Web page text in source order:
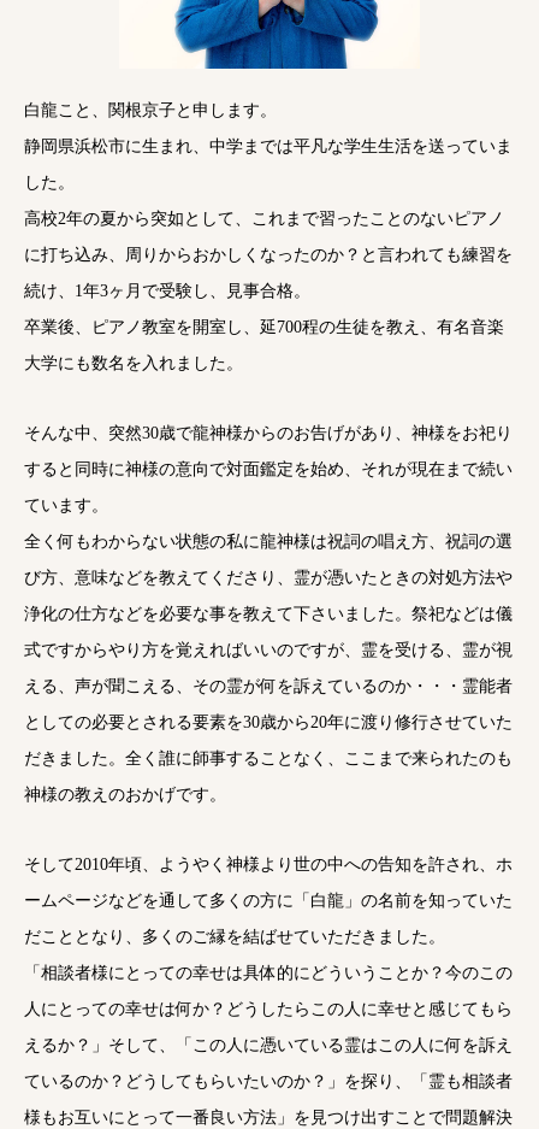
白龍こと、関根京子と申します。
静岡県浜松市に生まれ、中学までは平凡な学生生活を送っていま
した。
高校2年の夏から突如として、これまで習ったことのないピアノ
に打ち込み、周りからおかしくなったのか？と言われても練習を
続け、1年3ヶ月で受験し、見事合格。
卒業後、ピアノ教室を開室し、延700程の生徒を教え、有名音楽
大学にも数名を入れました。
そんな中、突然30歳で龍神様からのお告げがあり、神様をお祀り
すると同時に神様の意向で対面鑑定を始め、それが現在まで続い
ています。
全く何もわからない状態の私に龍神様は祝詞の唱え方、祝詞の選
び方、意味などを教えてくださり、霊が憑いたときの対処方法や
浄化の仕方などを必要な事を教えて下さいました。祭祀などは儀
式ですからやり方を覚えればいいのですが、霊を受ける、霊が視
える、声が聞こえる、その霊が何を訴えているのか・・・霊能者
としての必要とされる要素を30歳から20年に渡り修行させていた
だきました。全く誰に師事することなく、ここまで来られたのも
神様の教えのおかげです。
そして2010年頃、ようやく神様より世の中への告知を許され、ホ
ームページなどを通して多くの方に「白龍」の名前を知っていた
だこととなり、多くのご縁を結ばせていただきました。
「相談者様にとっての幸せは具体的にどういうことか？今のこの
人にとっての幸せは何か？どうしたらこの人に幸せと感じてもら
えるか？」そして、「この人に憑いている霊はこの人に何を訴え
ているのか？どうしてもらいたいのか？」を探り、「霊も相談者
様もお互いにとって一番良い方法」を見つけ出すことで問題解決